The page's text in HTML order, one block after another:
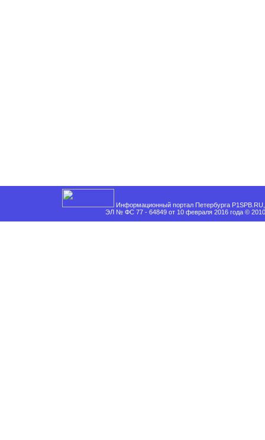
Информационный портал Петербурга
ЭЛ № ФС 77 - 64849 от 10 февраля 2016 года ©